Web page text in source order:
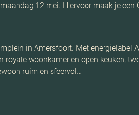
12 mei. Hiervoor maak je een
in Amersfoort. Met energielabel
woonkamer en open keuken,
ruim en sfeervol…